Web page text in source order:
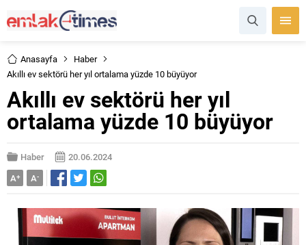
Anasayfa
Haber
Akıllı ev sektörü her yıl ortalama yüzde 10 büyüyor
Akıllı ev sektörü her yıl
ortalama yüzde 10 büyüyor
Haber
20.06.2024
A+ A-